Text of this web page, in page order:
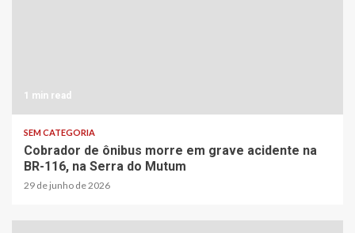
1 min read
SEM CATEGORIA
Cobrador de ônibus morre em grave acidente na
BR-116, na Serra do Mutum
29 de junho de 2026